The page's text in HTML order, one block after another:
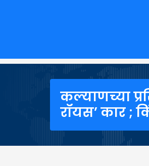
कल्याणच्या
रॉयस’ कार ;